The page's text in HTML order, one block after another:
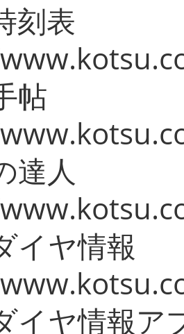
刻表
帖
達人
イヤ情報
イヤ情報ア